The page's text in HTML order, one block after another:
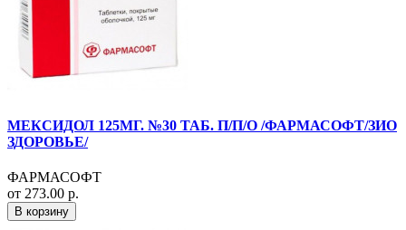
МЕКСИДОЛ 125МГ. №30 ТАБ. П/П/О /ФАРМАСОФТ/ЗИО
ЗДОРОВЬЕ/
ФАРМАСОФТ
от 273.00 р.
В корзину